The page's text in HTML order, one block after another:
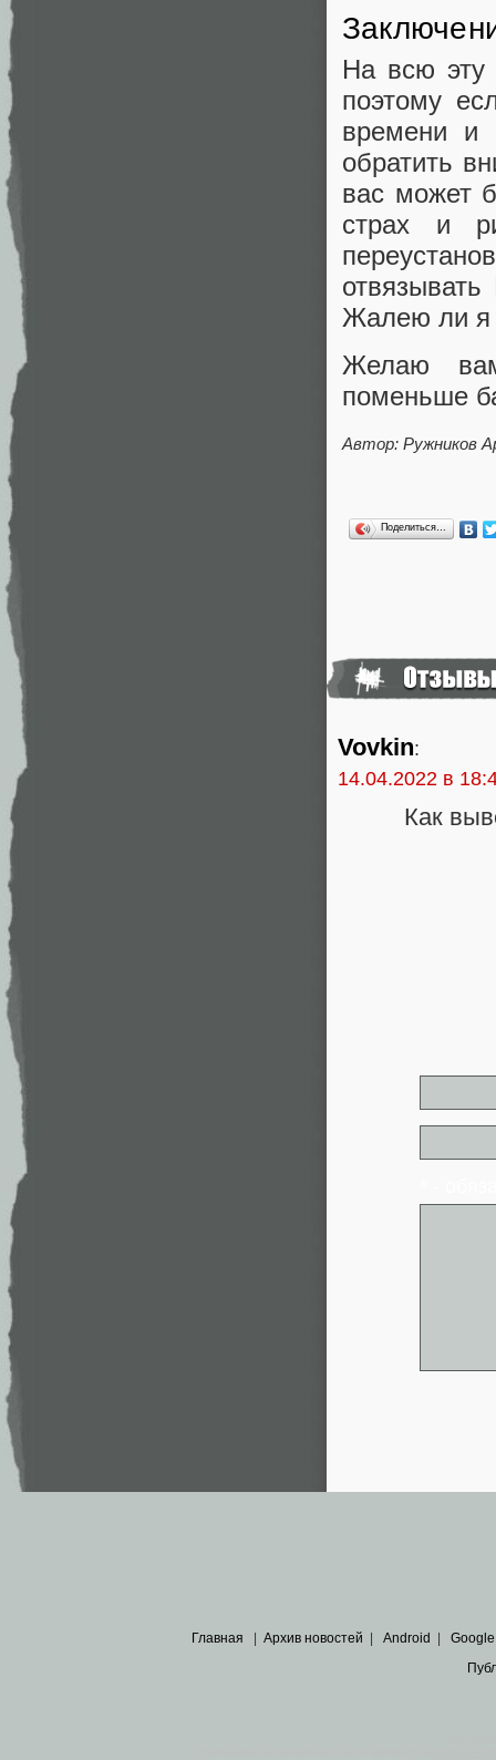
На всю эту
поэтому
времени и
обратить
вас может
страх и
Жалею ли я
Желаю
поменьше
Автор: Ружников
Поделиться…
Vovkin:
14.04.2022 в
Как
Главная Архив новостей Android Google